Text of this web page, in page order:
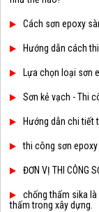
Cách sơn epoxy
Hướng dẫn cách
Lựa chọn loại sơn
Sơn kẻ vạch - Thi
Hướng dẫn chi tiết
thi công sơn
ĐƠN VỊ THI CÔNG
chống thấm sika
thấm trong xây dựng.